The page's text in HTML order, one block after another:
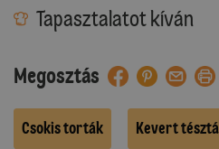
Tapasztalatot kíván
Megosztás
Csokis torták Kevert